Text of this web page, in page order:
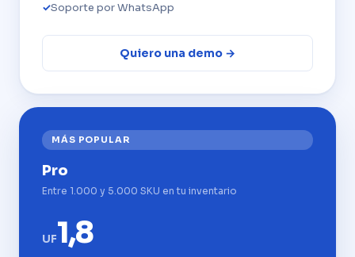
Soporte por WhatsApp
Quiero una demo →
MÁS POPULAR
Pro
Entre 1.000 y 5.000 SKU en tu inventario
UF1,8